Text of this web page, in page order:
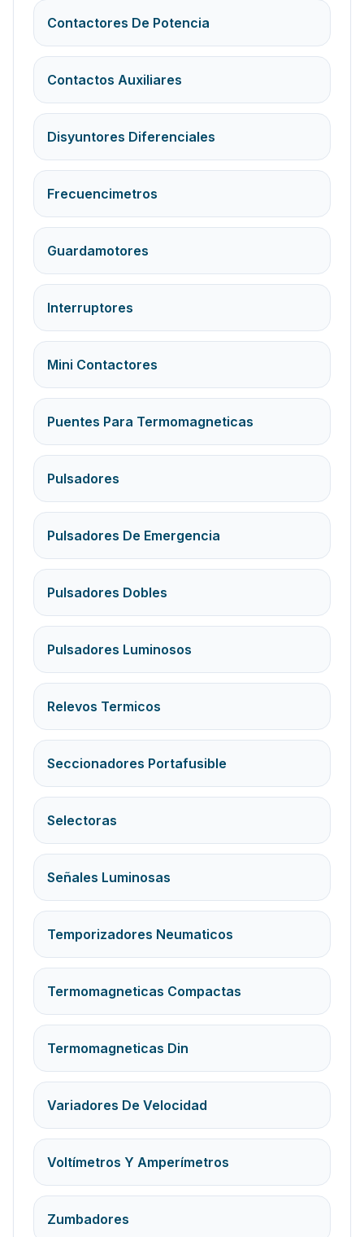
Contactores De Potencia
Contactos Auxiliares
Disyuntores Diferenciales
Frecuencimetros
Guardamotores
Interruptores
Mini Contactores
Puentes Para Termomagneticas
Pulsadores
Pulsadores De Emergencia
Pulsadores Dobles
Pulsadores Luminosos
Relevos Termicos
Seccionadores Portafusible
Selectoras
Señales Luminosas
Temporizadores Neumaticos
Termomagneticas Compactas
Termomagneticas Din
Variadores De Velocidad
Voltímetros Y Amperímetros
Zumbadores